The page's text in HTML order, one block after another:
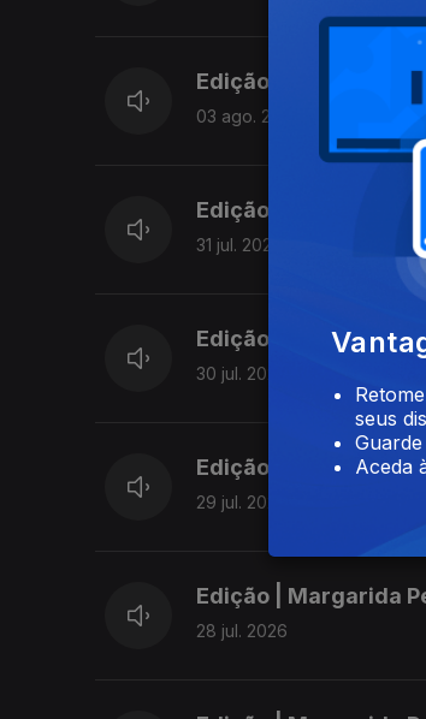
Edição | Lília Almeida
03 ago. 2026
Edição | Margarida
31 jul. 2026
Edição | Margarida
30 jul. 2026
Edição I Margarida
29 jul. 2026
Edição | Margarida
28 jul. 2026
seus
Aceda